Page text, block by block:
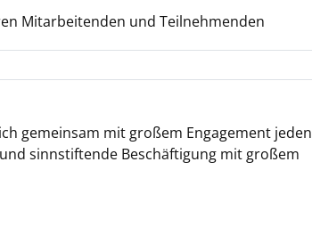
Mitarbeitenden und Teilnehmenden
gemeinsam mit großem Engagement jeden
sinnstiftende Beschäftigung mit großem